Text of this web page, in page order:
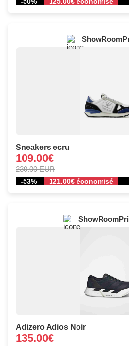
-50% 125.00€ économisé
Sneakers ecru
109.00€
230.00 EUR
-53% 121.00€ économisé
Adizero Adios Noir
135.00€